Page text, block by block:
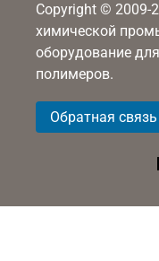
Copyright © 2009-
химической
оборудование
полимеров.
Обратная связь